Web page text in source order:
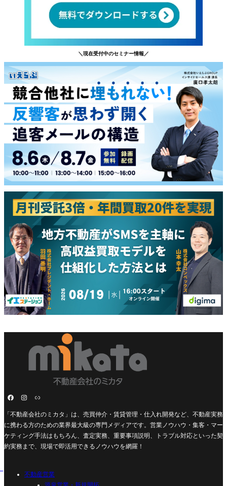
＼現在受付中のセミナー情報／
「不動産会社のミカタ」は、売買仲介・賃貸管理・仕入れ開発など、不動産実務
に携わる方のための業界最大級の専門メディアです。営業ノウハウ・集客・マー
ケティング手法はもちろん、査定実務、重要事項説明、トラブル対応といった契
約実務まで、現場で即活用できるノウハウを網羅！
不動産営業